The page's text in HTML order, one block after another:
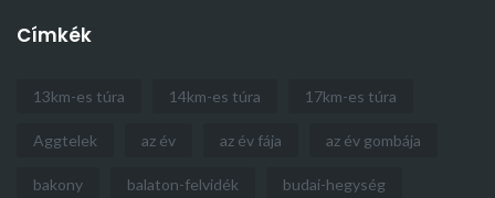
Címkék
13km-es túra 14km-es túra 17km-es túra
Aggtelek az év az év fája az év gombája
bakony balaton-felvidék budai-hegység